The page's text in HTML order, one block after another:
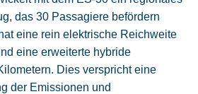
das 30 Passagiere befördern
eine rein elektrische Reichweite
eine erweiterte hybride
Dies verspricht eine
der Emissionen und